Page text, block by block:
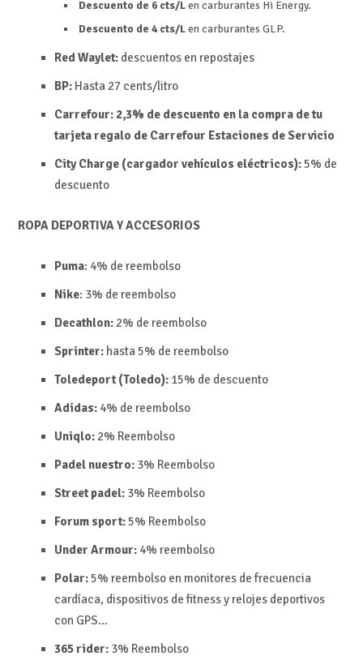
Descuento de 6 cts/Len carburantes Hi Energy.
Descuento de 4 cts/Len carburantes GLP.
Red Waylet:descuentos en repostajes
BP:Hasta 27 cents/litro
Carrefour: 2,3% de descuento en la compra de tu
tarjeta regalo de Carrefour Estaciones de Servicio
City Charge (cargador vehículos eléctricos):5% de
descuento
ROPA DEPORTIVA Y ACCESORIOS
Puma: 4% de reembolso
Nike: 3% de reembolso
Decathlon:2% de reembolso
Sprinter:hasta 5% de reembolso
Toledeport (Toledo):15% de descuento
Adidas:4% de reembolso
Uniqlo: 2% Reembolso
Padel nuestro: 3% Reembolso
Street padel: 3% Reembolso
Forum sport:5% Reembolso
Under Armour:4% reembolso
Polar:5% reembolso en monitores de frecuencia
cardíaca, dispositivos de fitness y relojes deportivos
con GPS…
365 rider: 3% Reembolso